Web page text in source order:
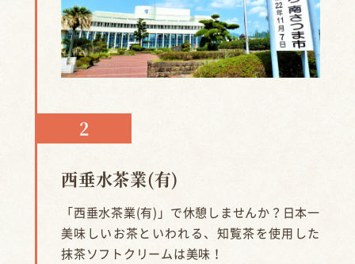
西垂水茶業(有)
「西垂水茶業(有)」で休憩しませんか？日本一
美味しいお茶といわれる、知覧茶を使用した
抹茶ソフトクリームは美味！